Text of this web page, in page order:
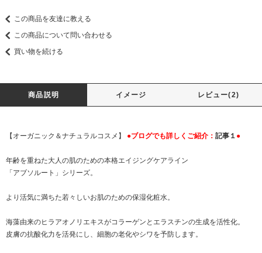
この商品を友達に教える
この商品について問い合わせる
買い物を続ける
商品説明 イメージ レビュー(2)
【オーガニック＆ナチュラルコスメ】 ●ブログでも詳しくご紹介： 記事１ ●
年齢を重ねた大人の肌のための本格エイジングケアライン
「アブソルート」シリーズ。
より活気に満ちた若々しいお肌のための保湿化粧水。
海藻由来のヒラアオノリエキスがコラーゲンとエラスチンの生成を活性化。
皮膚の抗酸化力を活発にし、細胞の老化やシワを予防します。